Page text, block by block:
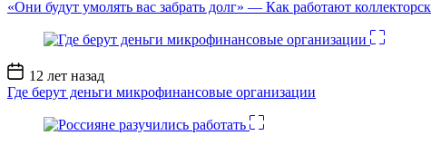
«Они будут умолять вас забрать долг» — Как работают
Дата
записи
12 лет назад
Где берут деньги микрофинансовые организации